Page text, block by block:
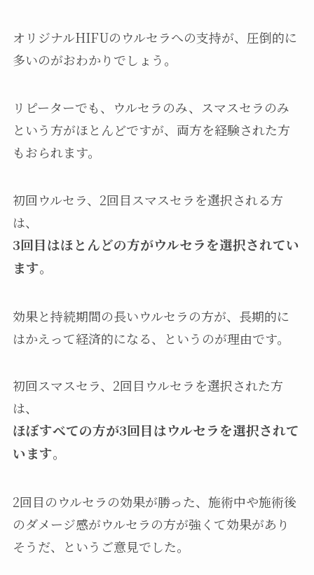
オリジナルHIFUのウルセラへの支持が、圧倒的に
多いのがおわかりでしょう。
リピーターでも、ウルセラのみ、スマスセラのみ
という方がほとんどですが、両方を経験された方
もおられます。
初回ウルセラ、2回目スマスセラを選択される方
は、
3回目はほとんどの方がウルセラを選択されてい
ます。
効果と持続期間の長いウルセラの方が、長期的に
はかえって経済的になる、というのが理由です。
初回スマスセラ、2回目ウルセラを選択された方
は、
ほぼすべての方が3回目はウルセラを選択されて
います。
2回目のウルセラの効果が勝った、施術中や施術後
のダメージ感がウルセラの方が強くて効果があり
そうだ、というご意見でした。